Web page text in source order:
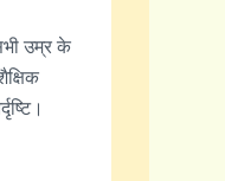
उम्र के